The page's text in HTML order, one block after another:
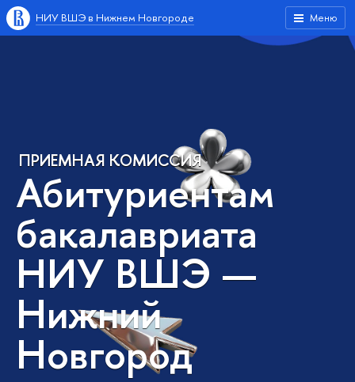
Меню
НИУ ВШЭ в Нижнем Новгороде
ПРИЕМНАЯ КОМИССИЯ
Абитуриентам
бакалавриата
НИУ ВШЭ —
Нижний
Новгород